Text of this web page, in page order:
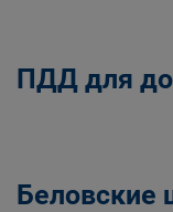
ПДД для
Беловские